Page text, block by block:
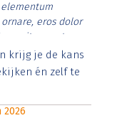
eros dolor
vitae erat.
rutrum lorem
posuere.
krijg je de kans
én zelf te